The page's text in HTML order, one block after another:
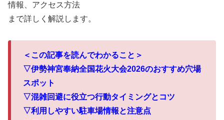
情報、アクセス方法
まで詳しく解説します。
＜この記事を読んでわかること＞
▽伊勢神宮奉納全国花火大会2026のおすすめ穴場
スポット
▽混雑回避に役立つ行動タイミングとコツ
▽利用しやすい駐車場情報と注意点